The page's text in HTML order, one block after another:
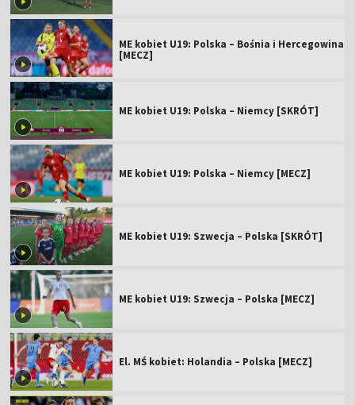
ME kobiet U19: Polska – Bośnia i Hercegowina
[MECZ]
ME kobiet U19: Polska – Niemcy [SKRÓT]
ME kobiet U19: Polska – Niemcy [MECZ]
ME kobiet U19: Szwecja – Polska [SKRÓT]
ME kobiet U19: Szwecja – Polska [MECZ]
El. MŚ kobiet: Holandia – Polska [MECZ]